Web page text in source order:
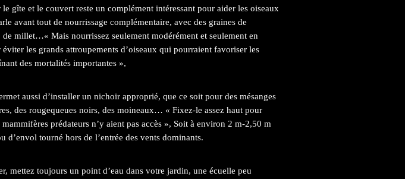
gîte et le couvert reste un complément intéressant pour aider les oiseaux
avant tout de nourrissage complémentaire, avec des graines de
de millet…« Mais nourrissez seulement modérément et seulement en
les grands attroupements d’oiseaux qui pourraient favoriser les
des mortalités importantes »,
aussi d’installer un nichoir approprié, que ce soit pour des mésanges
des rougequeues noirs, des moineaux… « Fixez-le assez haut pour
mammifères prédateurs n’y aient pas accès », Soit à environ 2 m-2,50 m
d’envol tourné hors de l’entrée des vents dominants.
mettez toujours un point d’eau dans votre jardin, une écuelle peu